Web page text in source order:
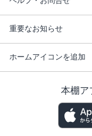
重要なお知らせ
ホームアイコンを追加
本棚ア